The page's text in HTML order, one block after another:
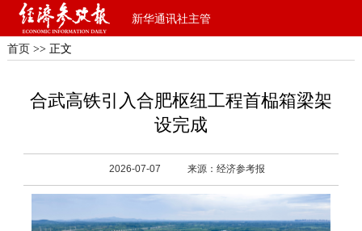
新华通讯社主管
首页 >> 正文
合武高铁引入合肥枢纽工程首榀箱梁架
设完成
2026-07-07 来源：经济参考报